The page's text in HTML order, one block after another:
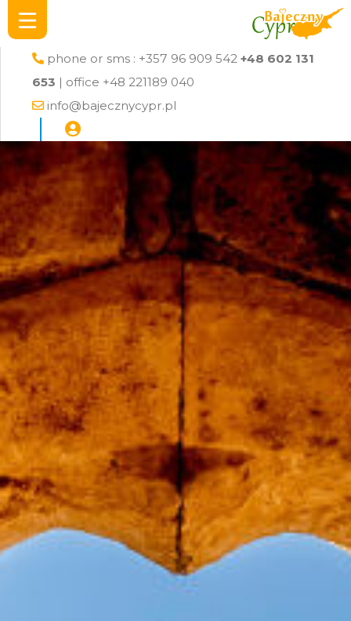
phone or sms : +357 96 909 542 +48 602 131
653 | office +48 221189 040
info@bajecznycypr.pl